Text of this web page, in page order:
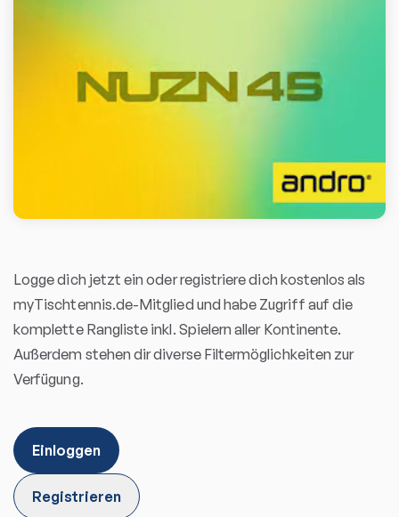
Logge dich jetzt ein oder registriere dich kostenlos als
myTischtennis.de-Mitglied und habe Zugriff auf die
komplette Rangliste inkl. Spielern aller Kontinente.
Außerdem stehen dir diverse Filtermöglichkeiten zur
Verfügung.
Einloggen
Registrieren